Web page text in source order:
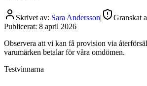
Skrivet av: Sara Andersson| Granskat
Publicerat: 8 april 2026
Observera att vi kan få provision via
varumärken betalar för våra omdömen.
Testvinnarna